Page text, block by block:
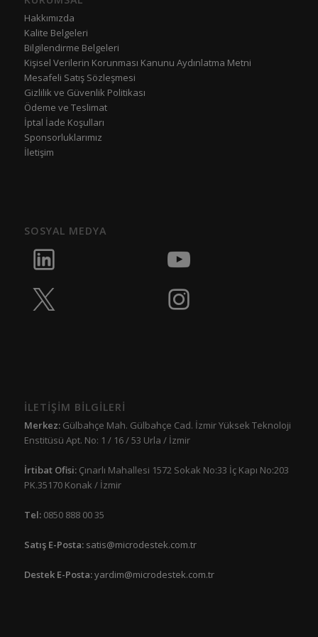
Hakkımızda
Kalite Belgeleri
Bilgilendirme Belgeleri
Kişisel Verilerin Korunması Kanunu Aydınlatma Metni
Mesafeli Satış Sözleşmesi
Gizlilik ve Güvenlik Politikası
Ödeme ve Teslimat
İptal İade Koşulları
Sponsorluklarımız
İletişim
SOSYAL MEDYA
İLETİŞİM BİLGİLERİ
Merkez:Gülbahçe Mah. Gülbahçe Cad. İzmir Yüksek Teknoloji
Enstitüsü Apt. No: 1 / 16 / 53 Urla / İzmir
İrtibat Ofisi: Çınarlı Mahallesi 1572 Sokak No:33 İç Kapı No:203
PK.35170 Konak / İzmir
Tel:0850 888 00 35
Satış E-Posta: satis@microdestek.com.tr
Destek E-Posta:yardim@microdestek.com.tr